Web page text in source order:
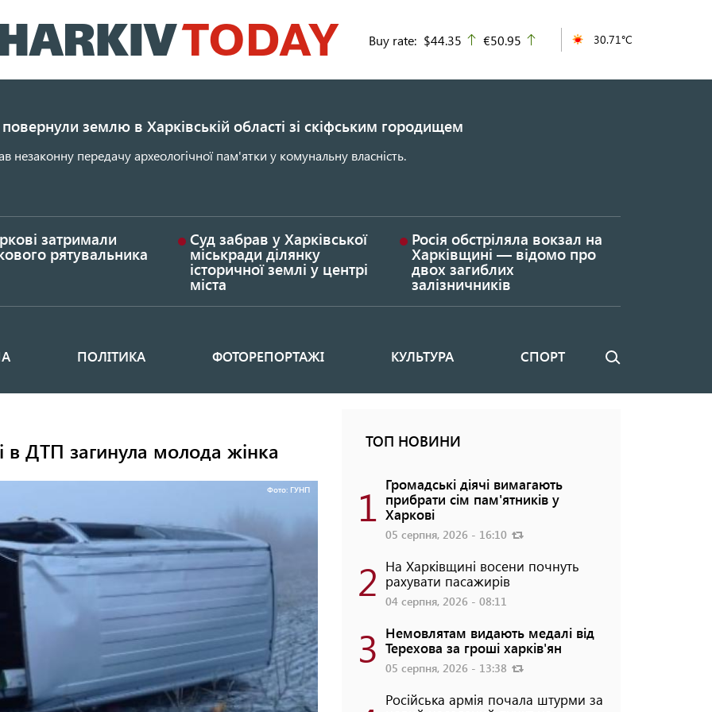
до
основного
Buy rate: $44.35 up
€50.95 30.71°C
землю в Харківській області зі скіфським городищем
незаконну передачу археологічної пам'ятки у комунальну власність.
затримали
рятувальника
Суд забрав у Харківської
міськради ділянку
історичної землі у центрі
міста
Росія обстріляла вокзал на
Харківщині — відомо про
двох загиблих
залізничників
ПОЛІТИКА ФОТОРЕПОРТАЖІ КУЛЬТУРА СПОРТ Пошук
в ДТП загинула молода жінка
Фото: ГУНП
ТОП НОВИНИ
1 Громадські діячі вимагають
прибрати сім пам'ятників у
Харкові
05 серпня, 2026 - 16:10
2 На Харківщині восени почнуть
рахувати пасажирів
04 серпня, 2026 - 08:11
3 Немовлятам видають медалі від
Терехова за гроші харків'ян
05 серпня, 2026 - 13:38
Російська армія почала штурми за